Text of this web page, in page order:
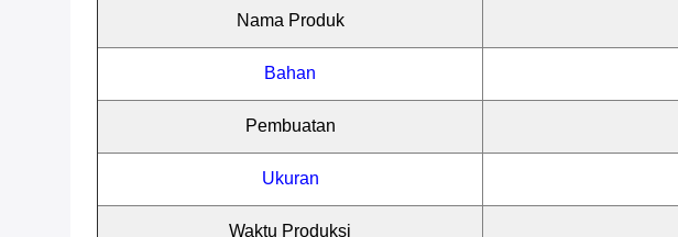
Nama Produk
Bahan
Pembuatan
Ukuran
Waktu Produksi